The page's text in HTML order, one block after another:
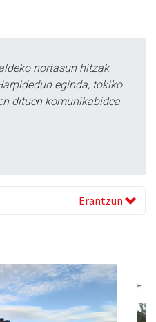
nortasun hitzak
eginda, tokiko
dituen komunikabidea
Erantzun